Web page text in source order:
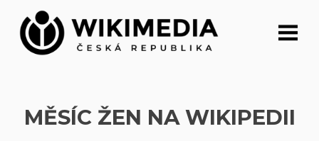
Přeskočit
obsah
MĚSÍC ŽEN NA WIKIPEDII